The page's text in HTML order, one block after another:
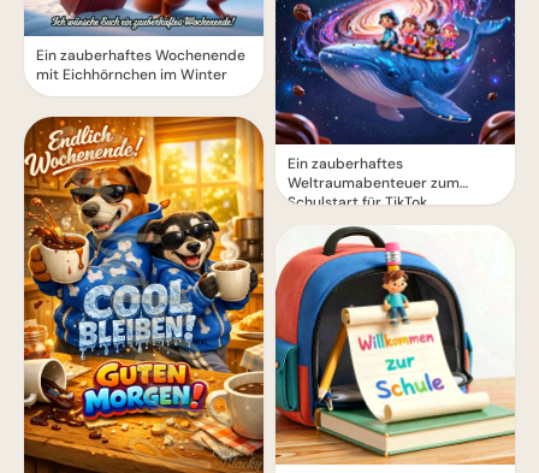
Ein zauberhaftes Wochenende
mit Eichhörnchen im Winter
Ein zauberhaftes
Weltraumabenteuer zum
Schulstart für TikTok